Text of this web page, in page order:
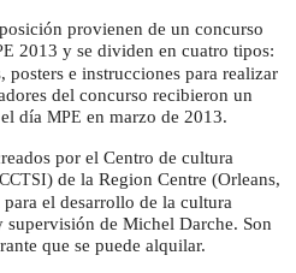
provienen de un concurso
2013 y se dividen en cuatro tipos:
e instrucciones para realizar
del concurso recibieron un
día MPE en marzo de 2013.
por el Centro de cultura
CCTSI) de la Region Centre (Orleans,
el desarrollo de la cultura
de Michel Darche. Son
que se puede alquilar.